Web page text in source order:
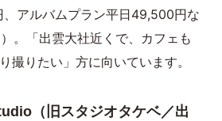
アルバムプラン平日49,500円な
。「出雲大社近くで、カフェも
撮りたい」方に向いています。
（旧スタジオタケベ／出